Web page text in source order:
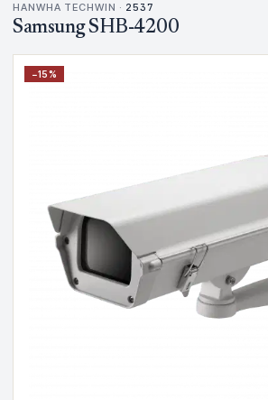
HANWHA TECHWIN · 2537
Samsung SHB-4200
−15%